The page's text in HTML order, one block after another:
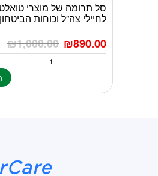
סל תרומה של מוצרי
לחיילי צה”ל וכוחות הביטחון
₪1,000.00 ₪890.00